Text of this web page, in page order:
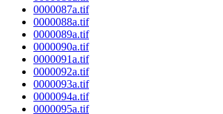
0000087a.tif
0000088a.tif
0000089a.tif
0000090a.tif
0000091a.tif
0000092a.tif
0000093a.tif
0000094a.tif
0000095a.tif